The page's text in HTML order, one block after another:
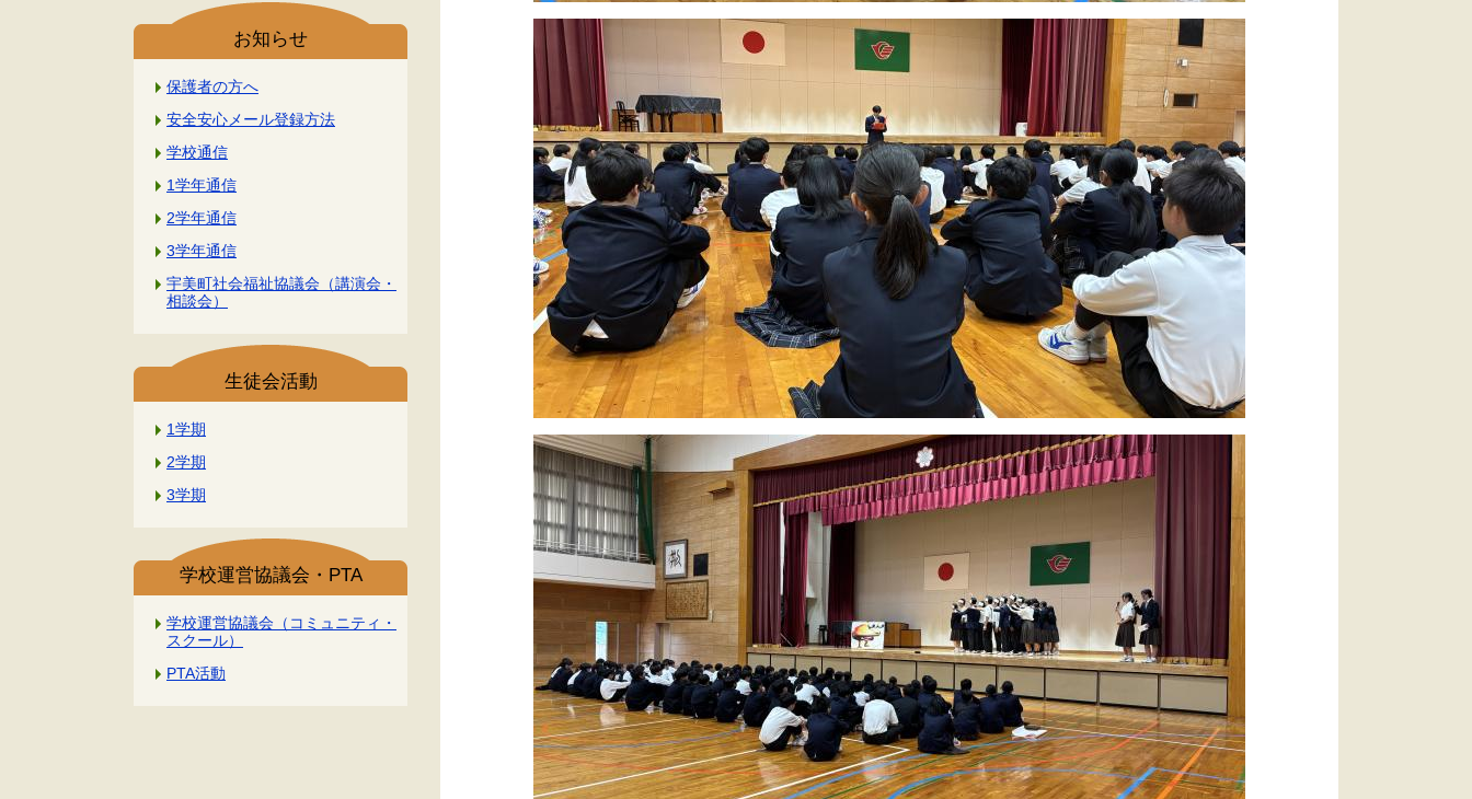
お知らせ
保護者の方へ
安全安心メール登録方法
学校通信
1学年通信
2学年通信
3学年通信
宇美町社会福祉協議会（講演会・
相談会）
生徒会活動
1学期
2学期
3学期
学校運営協議会・PTA
学校運営協議会（コミュニティ・
スクール）
PTA活動